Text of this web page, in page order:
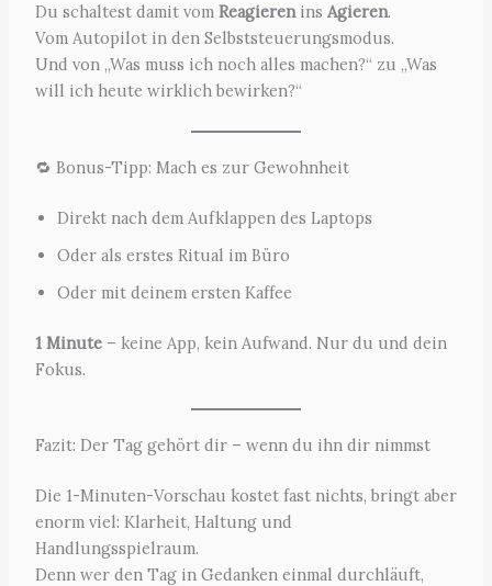
Du schaltest damit vom Reagierenins Agieren.
Vom Autopilot in den Selbststeuerungsmodus.
Und von „Was muss ich noch alles machen?“ zu „Was
will ich heute wirklich bewirken?“
🔁 Bonus-Tipp: Mach es zur Gewohnheit
Direkt nach dem Aufklappen des Laptops
Oder als erstes Ritual im Büro
Oder mit deinem ersten Kaffee
1 Minute– keine App, kein Aufwand. Nur du und dein
Fokus.
Fazit: Der Tag gehört dir – wenn du ihn dir nimmst
Die 1-Minuten-Vorschau kostet fast nichts, bringt aber
enorm viel: Klarheit, Haltung und
Handlungsspielraum.
Denn wer den Tag in Gedanken einmal durchläuft,